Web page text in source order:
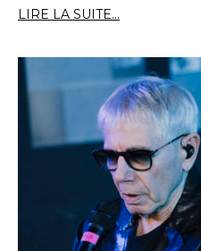
LIRE LA SUITE...